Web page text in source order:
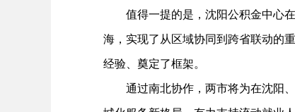
值得一提的是，沈阳公积金中心在
海，实现了从区域协同到跨省联动的
经验、奠定了框架。
通过南北协作，两市将为在沈阳、